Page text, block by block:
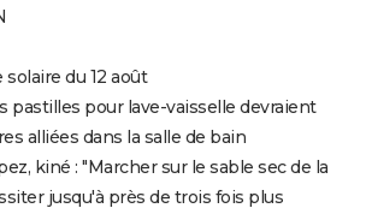
du 12 août
pastilles pour lave-vaisselle devraient
alliées dans la salle de bain
kiné : "Marcher sur le sable sec de la
jusqu'à près de trois fois plus